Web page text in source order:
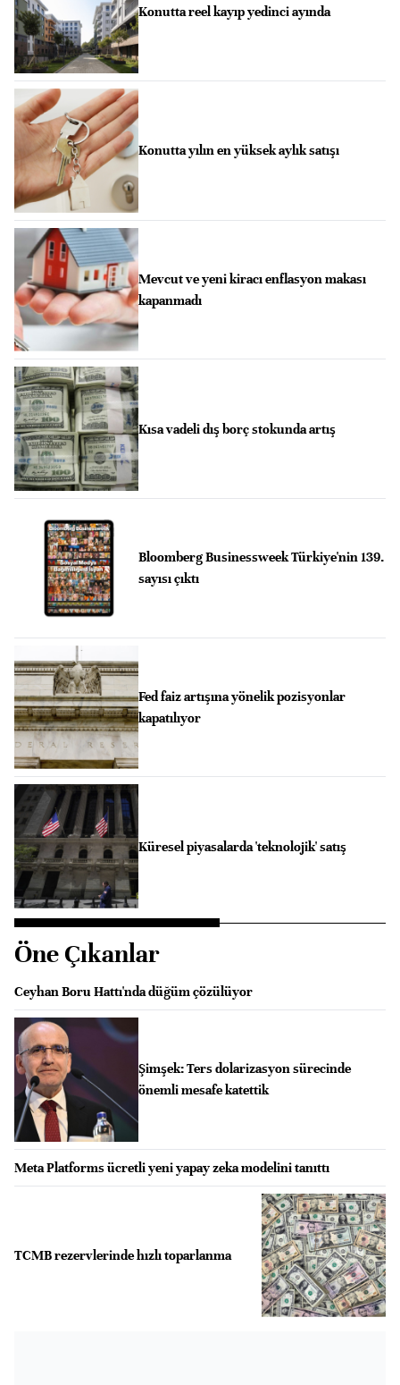
Konutta reel kayıp yedinci ayında
Konutta yılın en yüksek aylık satışı
Mevcut ve yeni kiracı enflasyon makası
kapanmadı
Kısa vadeli dış borç stokunda artış
Bloomberg Businessweek Türkiye'nin 139.
sayısı çıktı
Fed faiz artışına yönelik pozisyonlar
kapatılıyor
Küresel piyasalarda 'teknolojik' satış
Öne Çıkanlar
Ceyhan Boru Hattı'nda düğüm çözülüyor
Şimşek: Ters dolarizasyon sürecinde
önemli mesafe katettik
Meta Platforms ücretli yeni yapay zeka modelini tanıttı
TCMB rezervlerinde hızlı toparlanma